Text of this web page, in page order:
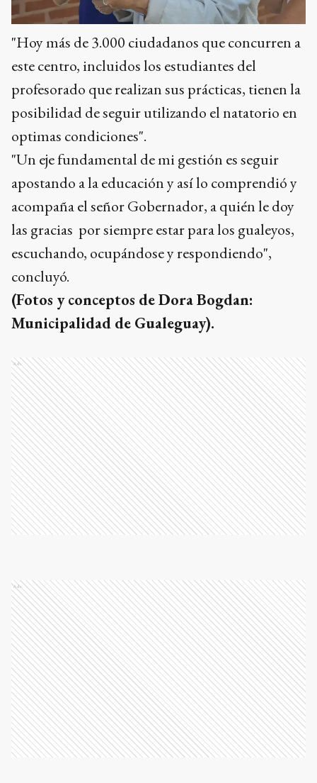
"Hoy más de 3.000 ciudadanos que concurren a
este centro, incluidos los estudiantes del
profesorado que realizan sus prácticas, tienen la
posibilidad de seguir utilizando el natatorio en
optimas condiciones".
"Un eje fundamental de mi gestión es seguir
apostando a la educación y así lo comprendió y
acompaña el señor Gobernador, a quién le doy
las gracias por siempre estar para los gualeyos,
escuchando, ocupándose y respondiendo",
concluyó.
(Fotos y conceptos de Dora Bogdan:
Municipalidad de Gualeguay).
Ads
Ads